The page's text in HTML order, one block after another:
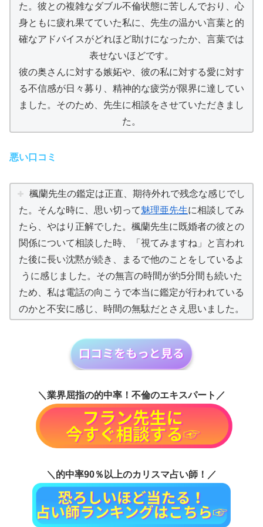
た。彼との複雑なダブル不倫状態に苦しんでおり、心
身ともに疲れ果てていた私に、先生の温かい言葉と的
確なアドバイスがどれほど助けになったか、言葉では
表せないほどです。
彼の奥さんに対する嫉妬や、彼の私に対する愛に対す
る不信感が日々募り、精神的な疲労が限界に達してい
ました。そのため、先生に相談をさせていただきまし
た。
悪い口コミ
楓蘭先生の鑑定は正直、期待外れで残念な感じでし
た。そんな時に、思い切って魅理亜先生に相談してみ
たら、やはり正解でした。楓蘭先生に既婚者の彼との
関係について相談した時、「視てみますね」と言われ
た後に長い沈黙が続き、まるで他のことをしているよ
うに感じました。その無言の時間が約5分間も続いた
ため、私は電話の向こうで本当に鑑定が行われている
のかと不安に感じ、時間の無駄だとさえ思いました。
＼業界屈指の的中率！不倫のエキスパート／
＼的中率90％以上のカリスマ占い師！／